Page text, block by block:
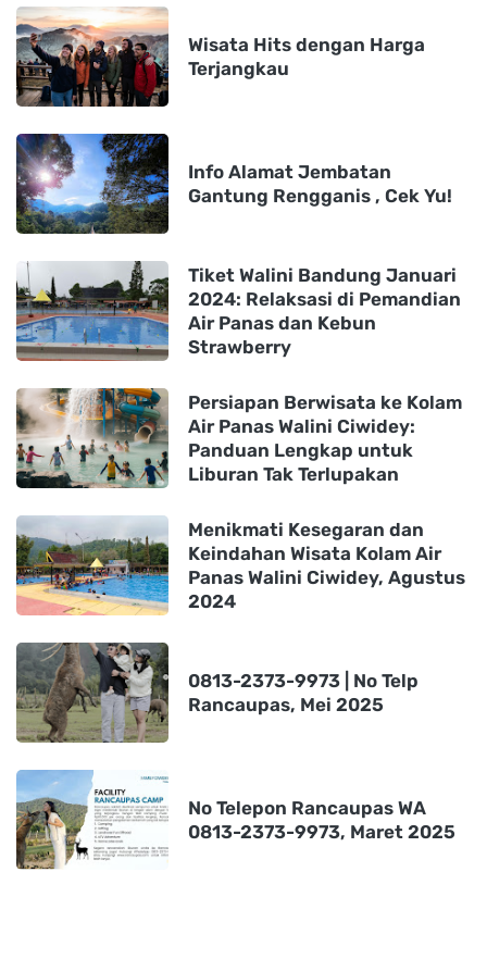
Wisata Hits dengan Harga
Terjangkau
Info Alamat Jembatan
Gantung Rengganis , Cek Yu!
Tiket Walini Bandung Januari
2024: Relaksasi di Pemandian
Air Panas dan Kebun
Strawberry
Persiapan Berwisata ke Kolam
Air Panas Walini Ciwidey:
Panduan Lengkap untuk
Liburan Tak Terlupakan
Menikmati Kesegaran dan
Keindahan Wisata Kolam Air
Panas Walini Ciwidey, Agustus
2024
0813-2373-9973 | No Telp
Rancaupas, Mei 2025
No Telepon Rancaupas WA
0813-2373-9973, Maret 2025